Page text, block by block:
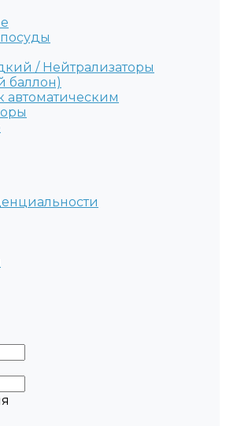
/ Нейтрализаторы
баллон)